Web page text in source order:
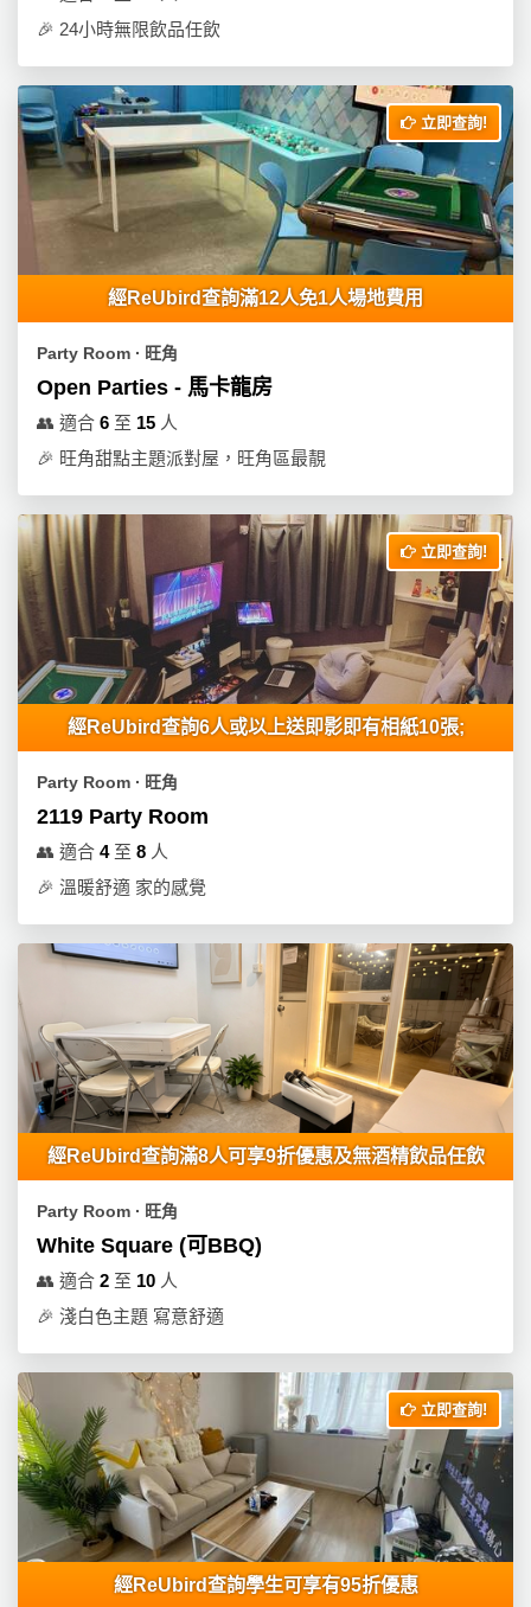
🎉 24小時無限飲品任飲
立即查詢!
經ReUbird查詢滿12人免1人場地費用
Party Room ∙ 旺角
Open Parties - 馬卡龍房
👥 適合 6 至 15 人
🎉 旺角甜點主題派對屋，旺角區最靚
立即查詢!
經ReUbird查詢6人或以上送即影即有相紙10張;
Party Room ∙ 旺角
2119 Party Room
👥 適合 4至 8 人
🎉 溫暖舒適 家的感覺
經ReUbird查詢滿8人可享9折優惠及無酒精飲品任飲
Party Room ∙ 旺角
White Square (可BBQ)
👥 適合 2 至 10 人
🎉 淺白色主題 寫意舒適
立即查詢!
經ReUbird查詢學生可享有95折優惠